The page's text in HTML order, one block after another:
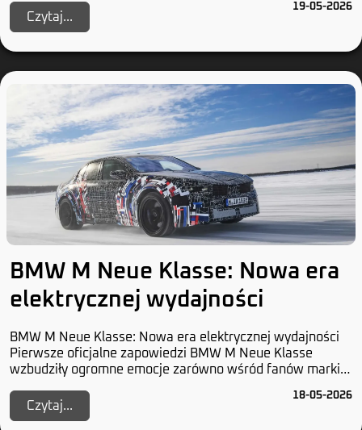
Czytaj...
19-05-2026
BMW M Neue Klasse: Nowa era
elektrycznej wydajności
BMW M Neue Klasse: Nowa era elektrycznej wydajności
Pierwsze oficjalne zapowiedzi BMW M Neue Klasse
wzbudziły ogromne emocje zarówno wśród fanów marki,
Czytaj...
18-05-2026